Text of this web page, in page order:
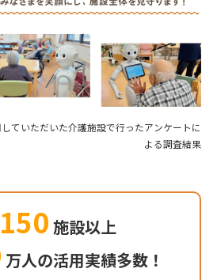
ていただいた介護施設で行ったアンケートに
よる調査結果
150 施設以上
万人の活用実績多数！